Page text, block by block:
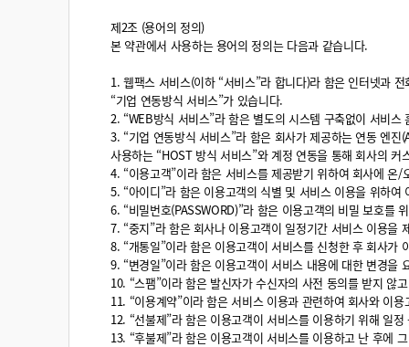
제2조 (용어의 정의)
본 약관에서 사용하는 용어의 정의는 다음과 같습니다.
1. 웹팩스 서비스(이하 “서비스”라 합니다)라 함은 인터넷과
“기업 연동방식 서비스”가 있습니다.
2. “WEB방식 서비스”라 함은 별도의 시스템 구축없이 서비
3. “기업 연동방식 서비스”라 함은 회사가 제공하는 연동 엔
사용하는 “HOST 방식 서비스”와 계정 연동을 통해 회사의
4. “이용고객”이라 함은 서비스를 제공받기 위하여 회사에
5. “아이디”라 함은 이용고객의 식별 및 서비스 이용을 위하
6. “비밀번호(PASSWORD)”라 함은 이용고객의 비밀 보호를
7. “중지”라 함은 회사나 이용고객이 일정기간 서비스 이용을
8. “개통일”이라 함은 이용고객이 서비스를 신청한 후 회사가
9. “변경일”이라 함은 이용고객이 서비스 내용에 대한 변경을
10. “스팸”이라 함은 발신자가 수신자의 사전 동의를 받지 않
11. “이용계약”이라 함은 서비스 이용과 관련하여 회사와 이
12. “선불제”라 함은 이용고객이 서비스를 이용하기 위해 일
13. “후불제”라 함은 이용고객이 서비스를 이용하고 난 후에